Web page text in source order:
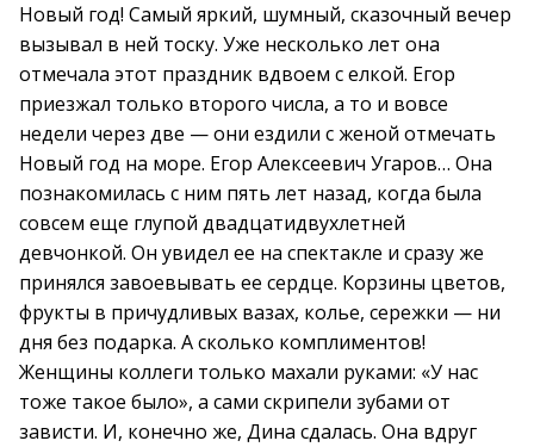
Новый год! Самый яркий, шумный, сказочный вечер
вызывал в ней тоску. Уже несколько лет она
отмечала этот праздник вдвоем с елкой. Егор
приезжал только второго числа, а то и вовсе
недели через две — они ездили с женой отмечать
Новый год на море. Егор Алексеевич Угаров… Она
познакомилась с ним пять лет назад, когда была
совсем еще глупой двадцатидвухлетней
девчонкой. Он увидел ее на спектакле и сразу же
принялся завоевывать ее сердце. Корзины цветов,
фрукты в причудливых вазах, колье, сережки — ни
дня без подарка. А сколько комплиментов!
Женщины коллеги только махали руками: «У нас
тоже такое было», а сами скрипели зубами от
зависти. И, конечно же, Дина сдалась. Она вдруг